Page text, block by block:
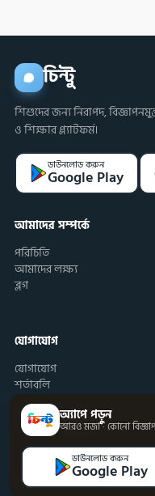
চিন্টু
শিশুদের জন্য নিরাপদ,
ও শিক্ষার প্ল্যাটফর্ম।
ডাউনলোড করুন
Google Play
আমাদের সম্পর্কে
পরিচিতি
আমাদের লক্ষ্য
ব্লগ
যোগাযোগ
যোগাযোগ
শর্তাবলি
© ২০২৬ চিন্টু · সর্বস্বত্ব সংরক্ষিত
অ্যাপে পড়ুন
আরও মজা · কোনো
ডাউনলোড করুন
Google Play